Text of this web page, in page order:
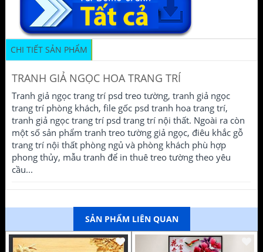
CHI TIẾT SẢN PHẨM
TRANH GIẢ NGỌC HOA TRANG TRÍ
Tranh giả ngọc trang trí psd treo tường, tranh giả ngọc
trang trí phòng khách, file gốc psd tranh hoa trang trí,
tranh giả ngọc trang trí psd trang trí nội thất. Ngoài ra còn
một số sản phẩm tranh treo tường giả ngọc, điêu khắc gỗ
trang trí nội thất phòng ngủ và phòng khách phù hợp
phong thủy, mẫu tranh để in thuê treo tường theo yêu
cầu...
SẢN PHẨM LIÊN QUAN